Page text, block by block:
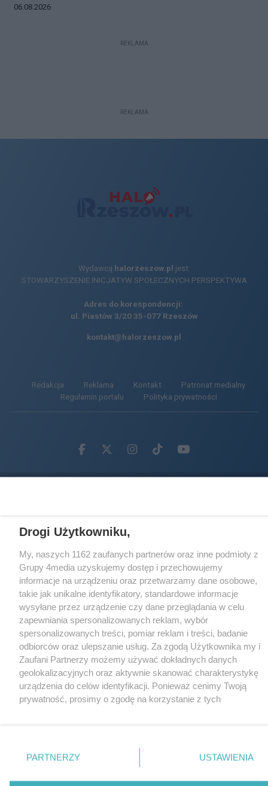
Data dodania galerii:
06.08.2026
REKLAMA
REKLAMA
Wydawcą halorzeszow.pl jest:
STOWARZYSZENIE INICJATYW SPOŁECZNYCH PERSPEKTYWA
Adres do korespondencji:
ul. Piastów 3/20 35-077 Rzeszów
kontakt@halorzeszow.pl
Redakcja Reklama Kontakt
Patronat medialny
Regulamin portalu
Polityka prywatności
Facebook.com
X.comInstagram.com
Tiktok.comYoutube.com
Drogi Użytkowniku,
My, naszych 1162 zaufanych partnerów oraz inne podmioty z
Grupy 4media uzyskujemy dostęp i przechowujemy
informacje na urządzeniu oraz przetwarzamy dane osobowe,
takie jak unikalne identyfikatory, standardowe informacje
wysyłane przez urządzenie czy dane przeglądania w celu
zapewniania spersonalizowanych reklam, wybór
spersonalizowanych treści, pomiar reklam i treści, badanie
odbiorców oraz ulepszanie usług. Za zgodą Użytkownika my i
Zaufani Partnerzy możemy używać dokładnych danych
geolokalizacyjnych oraz aktywnie skanować charakterystykę
urządzenia do celów identyfikacji. Ponieważ cenimy Twoją
prywatność, prosimy o zgodę na korzystanie z tych
. Niektóre rodzaje przetwarzania
danych nie wymagają zgody użytkownika, ale masz prawo
PARTNERZY USTAWIENIA